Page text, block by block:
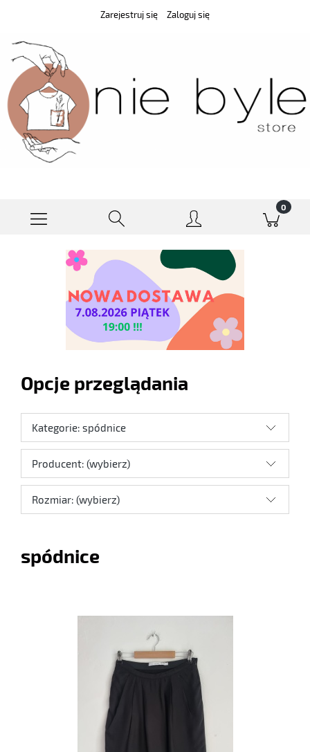
Zarejestruj się Zaloguj się
Opcje przeglądania
Kategorie: spódnice
Producent: (wybierz)
Rozmiar: (wybierz)
spódnice